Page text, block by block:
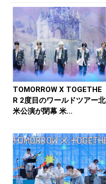
TOMORROW X TOGETHE
R 2度目のワールドツアー北
米公演が閉幕 米...